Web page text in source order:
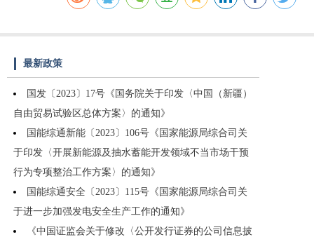
最新政策
国发〔2023〕17号《国务院关于印发〈中国（新疆）
自由贸易试验区总体方案〉的通知》
国能综通新能〔2023〕106号《国家能源局综合司关
于印发〈开展新能源及抽水蓄能开发领域不当市场干预
行为专项整治工作方案〉的通知》
国能综通安全〔2023〕115号《国家能源局综合司关
于进一步加强发电安全生产工作的通知》
《中国证监会关于修改〈公开发行证券的公司信息披